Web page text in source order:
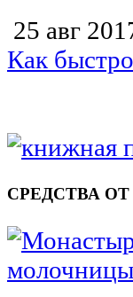
25 авг
Как
СРЕДСТВА